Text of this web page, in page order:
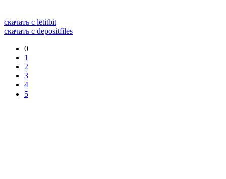
скачать с letitbit
скачать с depositfiles
0
1
2
3
4
5